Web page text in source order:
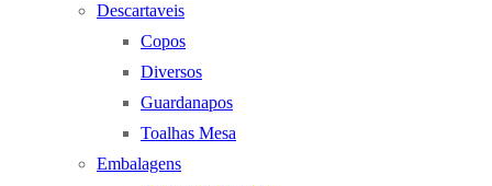
Descartaveis
Copos
Diversos
Guardanapos
Toalhas Mesa
Embalagens